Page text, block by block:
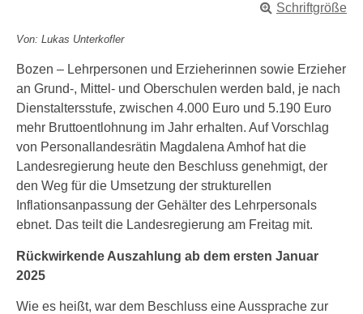
Schriftgröße
Von: Lukas Unterkofler
Bozen – Lehrpersonen und Erzieherinnen sowie Erzieher
an Grund-, Mittel- und Oberschulen werden bald, je nach
Dienstaltersstufe, zwischen 4.000 Euro und 5.190 Euro
mehr Bruttoentlohnung im Jahr erhalten. Auf Vorschlag
von Personallandesrätin Magdalena Amhof hat die
Landesregierung heute den Beschluss genehmigt, der
den Weg für die Umsetzung der strukturellen
Inflationsanpassung der Gehälter des Lehrpersonals
ebnet. Das teilt die Landesregierung am Freitag mit.
Rückwirkende Auszahlung ab dem ersten Januar
2025
Wie es heißt, war dem Beschluss eine Aussprache zur